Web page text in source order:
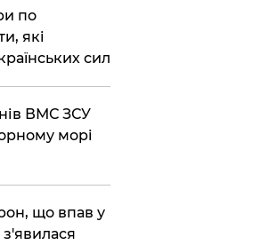
по
які
сил
ВМС ЗСУ
морі
що впав у
з'явилася